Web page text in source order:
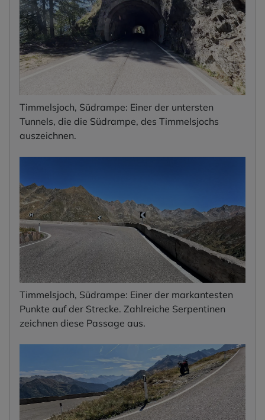
Timmelsjoch, Südrampe: Einer der untersten
Tunnels, die die Südrampe, des Timmelsjochs
auszeichnen.
Timmelsjoch, Südrampe: Einer der markantesten
Punkte auf der Strecke. Zahlreiche Serpentinen
zeichnen diese Passage aus.